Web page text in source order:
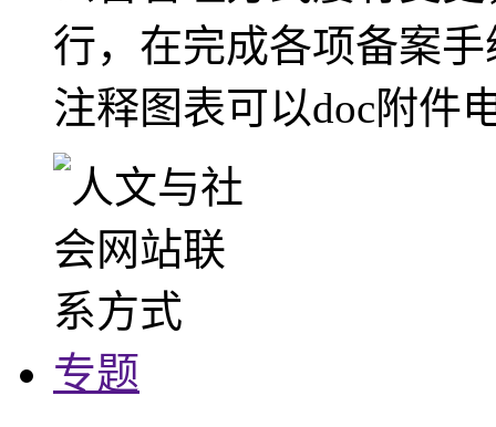
行，在完成各项备案
注释图表可以doc附件
专题